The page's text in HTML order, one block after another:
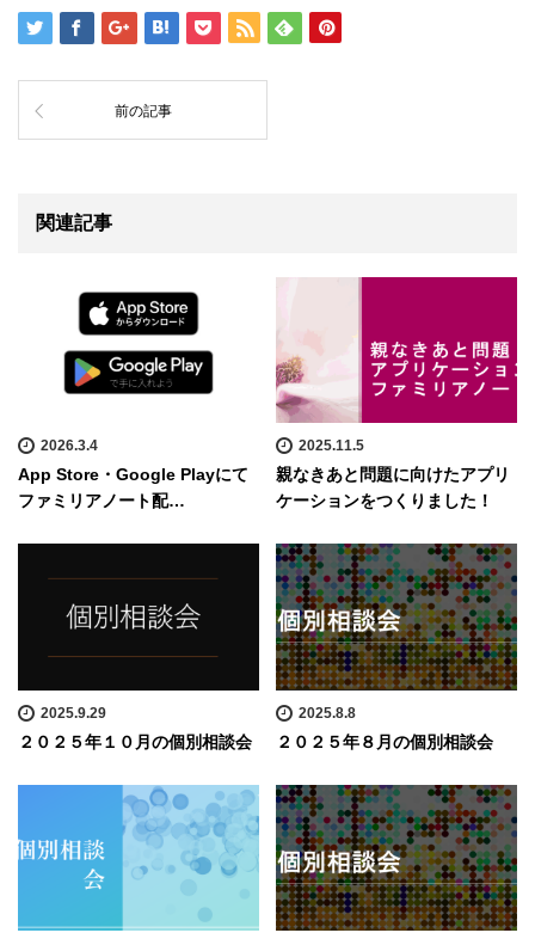
前の記事
関連記事
2026.3.4
App Store・Google Playにて
ファミリアノート配…
2025.11.5
親なきあと問題に向けたアプリ
ケーションをつくりました！
2025.9.29
２０２５年１０月の個別相談会
2025.8.8
２０２５年８月の個別相談会